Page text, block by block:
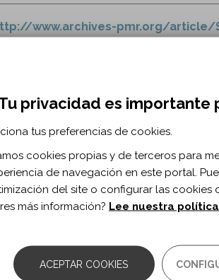
www.archives-pmr.org/article/
2018
Phys Med Rehabil. 2018;99(2S)
de documento:Artículo
10.1016/j.apmr.2017.08.465
28866009
privacidad es importante
tus preferencias de cookies.
cookies propias y de terceros para
de navegación en este portal.
del site o configurar las cookies
más información? Lee nuestra
ACEPTAR COOKIES